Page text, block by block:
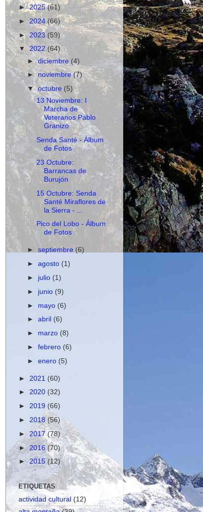
►2025(61)
► 2024(66)
►2023(59)
▼ 2022 (64)
►diciembre (4)
►noviembre(7)
▼octubre (5)
13 Noviembre: I
Marcha de
Veteranos Pablo
Granizo
Senda Santé - Álbum
de Fotos
23 Octubre:
Barrancas de
Burujón
15 Octubre: Senda
Santé Miraflores de
la Sierra - ...
Pico del Lobo - Álbum
de Fotos
►septiembre(6)
►agosto (1)
► julio (1)
► junio (9)
► mayo (6)
►abril (6)
► marzo (8)
►febrero (6)
►enero (5)
► 2021 (60)
► 2020 (32)
► 2019 (66)
► 2018 (56)
► 2017(78)
►2016 (70)
► 2015(12)
ETIQUETAS
actividad cultural (12)